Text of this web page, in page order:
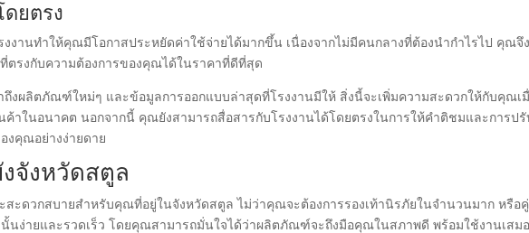
ยตรง
งงานทำให้คุณมีโอกาสประหยัดค่าใช้จ่ายได้มากขึ้น เนื่องจากไม่มีคนกลางที่ต้องนำกำไรไป คุณจึง
ตรงกับความต้องการของคุณได้ในราคาที่ดีที่สุด
ถึงผลิตภัณฑ์ใหม่ๆ และข้อมูลการออกแบบล่าสุดที่โรงงานมีให้ สิ่งนี้จะเพิ่มความสะดวกให้กับคุณเ
ค้าในอนาคต นอกจากนี้ คุณยังสามารถสื่อสารกับโรงงานได้โดยตรงในการให้คำติชมและการปรั
งคุณอย่างง่ายดาย
จังหวัดสตูล
ะสะดวกสบายสำหรับคุณที่อยู่ในจังหวัดสตูล ไม่ว่าคุณจะต้องการรองเท้านิรภัยในจำนวนมาก หรือคู่
นั้นง่ายและรวดเร็ว โดยคุณสามารถมั่นใจได้ว่าผลิตภัณฑ์จะถึงมือคุณในสภาพดี พร้อมใช้งานเสมอ